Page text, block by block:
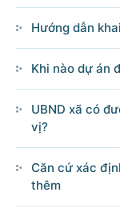
Hướng dẫn
Khi nào dự án
UBND xã có
vị?
Căn cứ xác
thêm